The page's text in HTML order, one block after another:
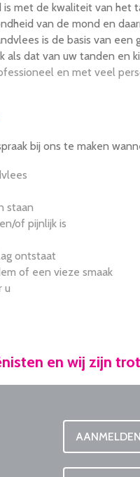
met de kwaliteit van
van de mond en
is de basis van
als dat van uw tanden en
en met veel
bij ons te maken
staan
of pijnlijk is
ontstaat
of een vieze smaak
u
en wij zijn